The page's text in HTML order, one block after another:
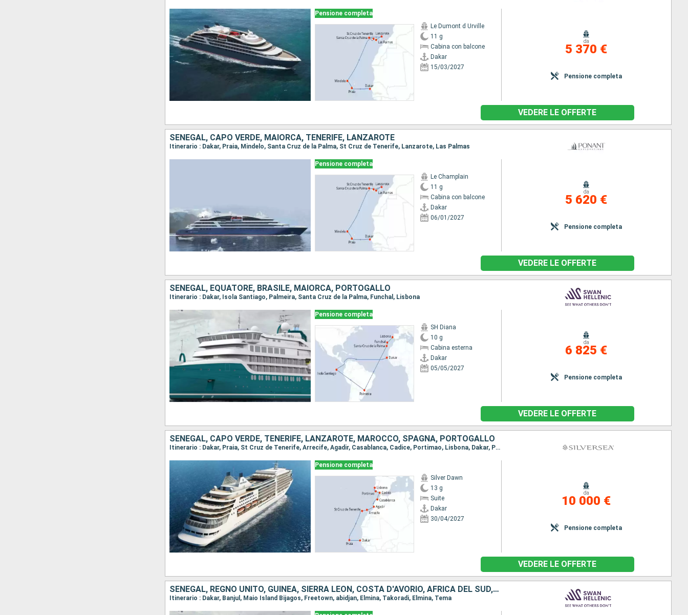
Pensione completa
Le Dumont d Urville
11 g
Cabina con balcone
Dakar
15/03/2027
da
5 370 €
Pensione completa
VEDERE LE OFFERTE
SENEGAL, CAPO VERDE, MAIORCA, TENERIFE, LANZAROTE
Itinerario : Dakar, Praia, Mindelo, Santa Cruz de la Palma, St Cruz de Tenerife, Lanzarote, Las Palmas
Pensione completa
Le Champlain
11 g
Cabina con balcone
Dakar
06/01/2027
da
5 620 €
Pensione completa
VEDERE LE OFFERTE
SENEGAL, EQUATORE, BRASILE, MAIORCA, PORTOGALLO
Itinerario : Dakar, Isola Santiago, Palmeira, Santa Cruz de la Palma, Funchal, Lisbona
Pensione completa
SH Diana
10 g
Cabina esterna
Dakar
05/05/2027
da
6 825 €
Pensione completa
VEDERE LE OFFERTE
SENEGAL, CAPO VERDE, TENERIFE, LANZAROTE, MAROCCO, SPAGNA, PORTOGALLO
Itinerario : Dakar, Praia, St Cruz de Tenerife, Arrecife, Agadir, Casablanca, Cadice, Portimao, Lisbona, Dakar, Praia, St Cruz de Tenerife, Arrecife, Agadir, Casablanca, Cadice, Portimao, Lisbona
Pensione completa
Silver Dawn
13 g
Suite
Dakar
30/04/2027
da
10 000 €
Pensione completa
VEDERE LE OFFERTE
SENEGAL, REGNO UNITO, GUINEA, SIERRA LEON, COSTA D'AVORIO, AFRICA DEL SUD, GANA
Itinerario : Dakar, Banjul, Maio Island Bijagos, Freetown, abidjan, Elmina, Takoradi, Elmina, Tema